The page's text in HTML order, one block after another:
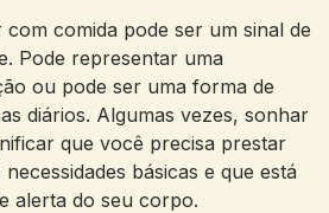
comida pode ser um sinal de
Pode representar uma
ou pode ser uma forma de
diários. Algumas vezes, sonhar
que você precisa prestar
básicas e que está
alerta do seu corpo.